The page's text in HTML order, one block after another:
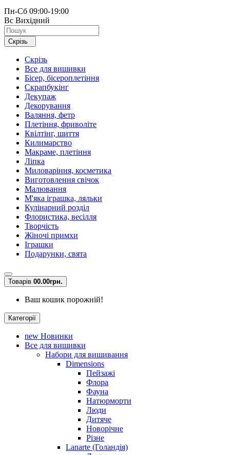
Пн-Сб 09:00-19:00
Вс Вихідний
Скрізь
Скрізь
Все для вишивки
Бісер, бісероплетіння
Скрапбукінг
Декупаж
Декорування
Валяння, фетр
Плетіння, фриволіте
Квілтінг, шиття
Килимарство
Макраме, плетіння
Ліпка
Миловаріння, косметика
Виготовлення свічок
Малювання
М'яка іграшка, ляльки
Кулінарний розділ
Флористика, весілля
Творчість
Жіночі примхи
Іграшки
Подарунки, свята
Товарів 00.00грн.
Ваш кошик порожній!
Категорії
new Новинки
Все для вишивки
Набори для вишивання
Dimensions
Пейзажі
Флора
Фауна
Натюрморти
Люди
Дитяче
Новорічне
Різне
Lanarte (Голандія)